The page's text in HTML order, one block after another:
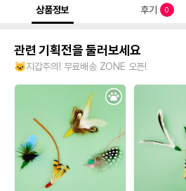
상품정보 후기 0
관련 기획전을 둘러보세요
🐱지갑주의! 무료배송 ZONE 오픈!